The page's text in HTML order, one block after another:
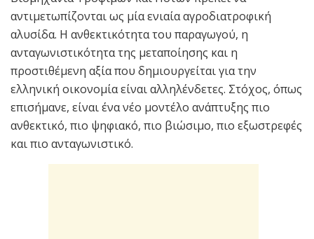
αντιμετωπίζονται ως μία ενιαία αγροδιατροφική
αλυσίδα. Η ανθεκτικότητα του παραγωγού, η
ανταγωνιστικότητα της μεταποίησης και η
προστιθέμενη αξία που δημιουργείται για την
ελληνική οικονομία είναι αλληλένδετες. Στόχος, όπως
επισήμανε, είναι ένα νέο μοντέλο ανάπτυξης πιο
ανθεκτικό, πιο ψηφιακό, πιο βιώσιμο, πιο εξωστρεφές
και πιο ανταγωνιστικό.